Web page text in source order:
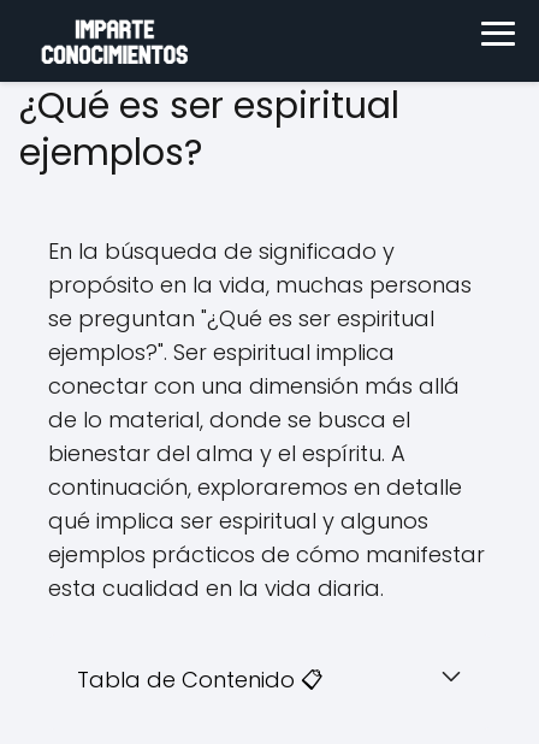
¿Qué es ser espiritual
ejemplos?
En la búsqueda de significado y
propósito en la vida, muchas personas
se preguntan "¿Qué es ser espiritual
ejemplos?". Ser espiritual implica
conectar con una dimensión más allá
de lo material, donde se busca el
bienestar del alma y el espíritu. A
continuación, exploraremos en detalle
qué implica ser espiritual y algunos
ejemplos prácticos de cómo manifestar
esta cualidad en la vida diaria.
Tabla de Contenido 📋